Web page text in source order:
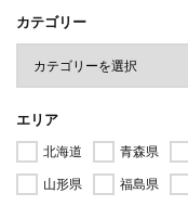
カテゴリー
エリア
北海道 青森県
山形県
福島県